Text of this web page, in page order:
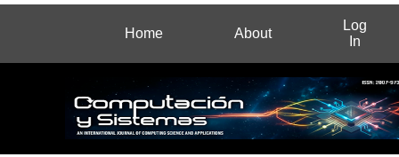
Home About
Log
In